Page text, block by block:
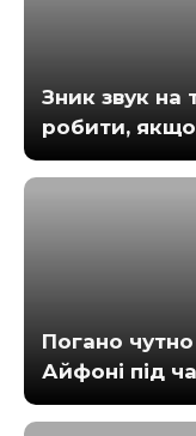
Зник звук на
робити,
Погано
Айфоні під